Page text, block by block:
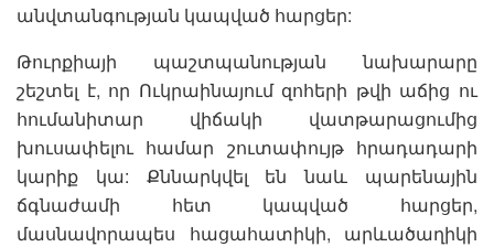
անվտանգության կապված հարցեր:
Թուրքիայի պաշտպանության նախարարը
շեշտել է, որ Ուկրաինայում զոհերի թվի աճից ու
հումանիտար վիճակի վատթարացումից
խուսափելու համար շուտափույթ հրադադարի
կարիք կա: Քննարկվել են նաև պարենային
ճգնաժամի հետ կապված հարցեր,
մասնավորապես հացահատիկի, արևածաղիկի